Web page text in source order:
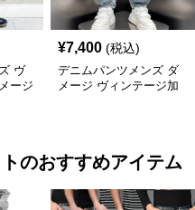
ヴ
ージ
¥7,400 (税込)
デニムパンツメンズ ダ
メージ ヴィンテージ加
のおすすめアイテム